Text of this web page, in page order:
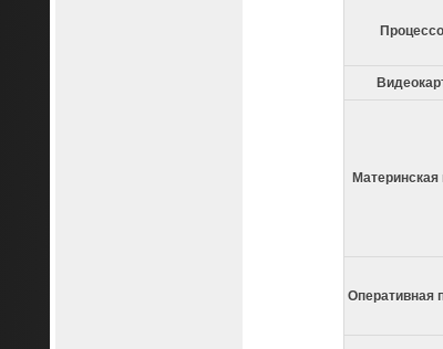
Материнская
Оперативная